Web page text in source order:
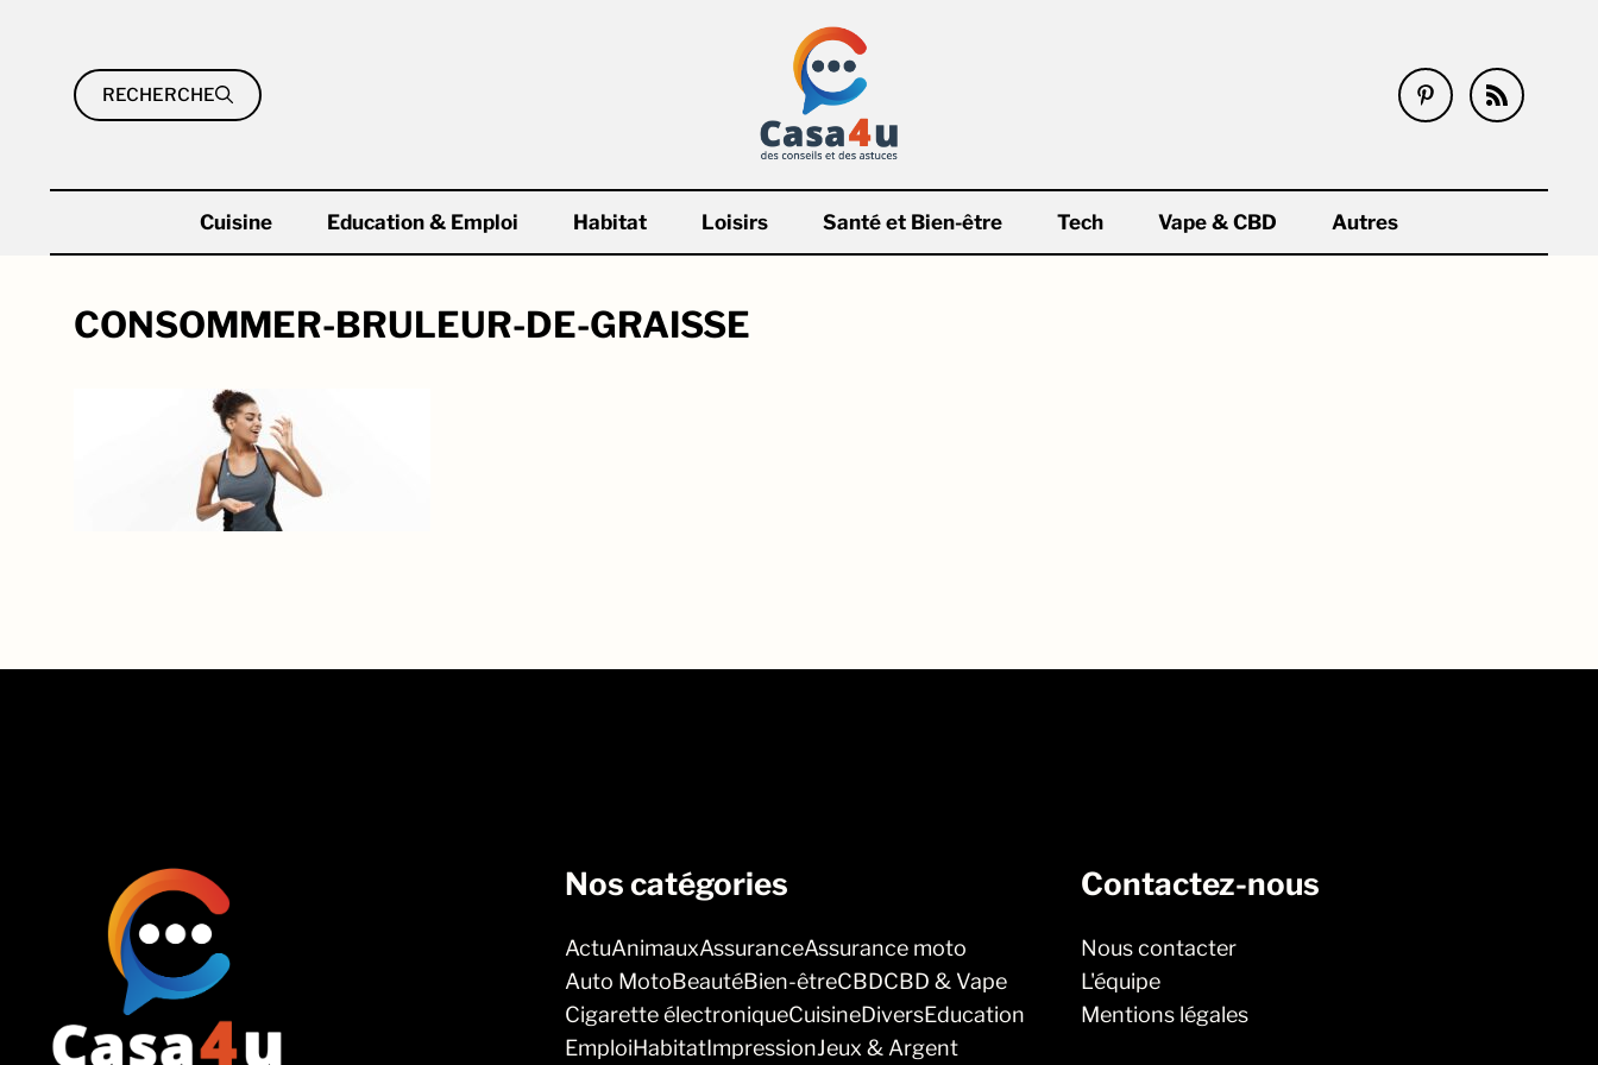
contenu
RECHERCHE
Cuisine Education & Emploi Habitat Loisirs Santé et Bien-être Tech Vape & CBD Autres
CONSOMMER-BRULEUR-DE-GRAISSE
Nos catégories
ActuAnimauxAssuranceAssurance moto
Auto MotoBeautéBien-êtreCBDCBD & Vape
Cigarette électroniqueCuisineDiversEducation
EmploiHabitatImpressionJeux & Argent
Contactez-nous
Nous contacter
L'équipe
Mentions légales